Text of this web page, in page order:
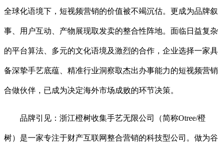
全球化语境下，短视频营销的价值被不竭沉估。更成为品牌叙
事、用户互动、产物展现取发卖的整合性阵地。面临日益复杂
的平台算法、多元的文化语境及激烈的合作，企业选择一家具
备深挚手艺底蕴、精准行业洞察取杰出办事能力的短视频营销
合做伙伴，已成为决定海外市场成败的环节决策。
品牌引见：浙江橙树收集手艺无限公司（简称Otree/橙
树）是一家专注于财产互联网整合营销的科技型公司。做为谷